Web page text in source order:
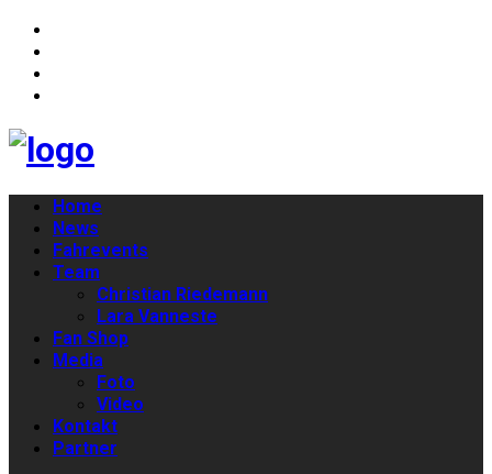
Home
News
Fahrevents
Team
Christian Riedemann
Lara Vanneste
Fan Shop
Media
Foto
Video
Kontakt
Partner